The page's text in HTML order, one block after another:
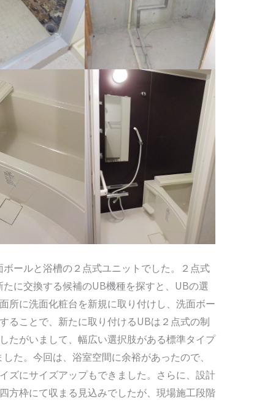
ールと浴槽の２点式ユニットでした。２点式
に交換する候補のUB機種を探すと、UBの選
所に洗面化粧台を新規に取り付けし、洗面ボー
ることで、新たに取り付けるUBは２点式の制
たがいまして、幅広い選択肢がある標準タイプ
た。今回は、浴室空間に余裕があったので、
ズにサイズアップもできました。さらに、設計
方枠にて収まる見込みでしたが、現場施工段階